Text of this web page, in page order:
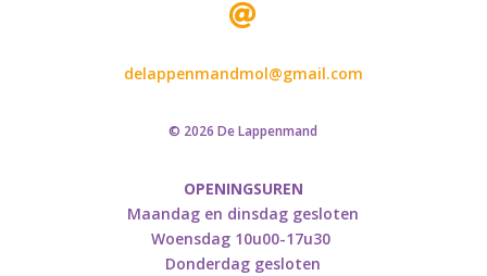

delappenmandmol@gmail.com
© 2026 De Lappenmand
OPENINGSUREN
Maandag en dinsdag gesloten
Woensdag 10u00-17u30
Donderdag gesloten